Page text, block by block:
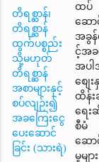
တိရစ္ဆာန်၊
တိရစ္ဆာန်
ထွက်ပစ္စည်း
သို့မဟုတ်
တိရစ္ဆာန်
အစာများနှင့်
စပ်လျဉ်း၍
အခကြေးငွေ
ပေးဆောင်
ခြင်း (သားရဲ)
ထပ်
ဆော
အခွန်
င့်အခ
အပါ
စျေး
ထိန်း
ရေး
စီမံ
ဆေ
မှုများ